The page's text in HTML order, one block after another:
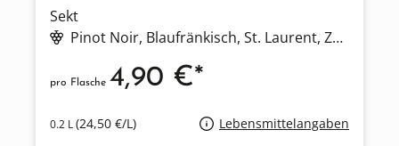
Sekt
Pinot Noir, Blaufränkisch, St. Laurent, Zweigelt
0.2 L(24,50 €/L) Lebensmittelangaben
pro Flasche 4,90 €*